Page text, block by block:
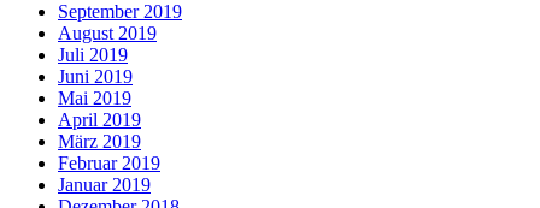
September 2019
August 2019
Juli 2019
Juni 2019
Mai 2019
April 2019
März 2019
Februar 2019
Januar 2019